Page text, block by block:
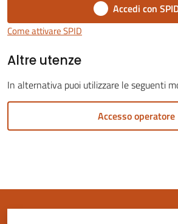
Servizi
line
Tutti
argomenti
Accedi con
Come attivare SPID
Altre utenze
In alternativa puoi utilizzare le seguenti
Accesso operatore